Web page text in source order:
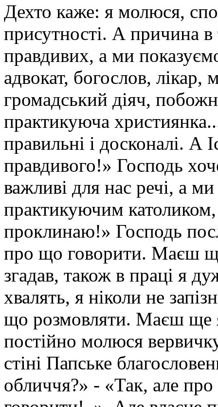
Дехто каже: я молюся,
присутності. А причина
правдивих, а ми
адвокат, богослов,
громадський діяч,
практикуюча
правильні і досконалі. А
правдивого!» Господь
важливі для нас речі, а
практикуючим
проклинаю!» Господь
про що говорити. Маєш
згадав, також в праці я
хвалять, я ніколи не
що розмовляти. Маєш ще
постійно молюся
стіні Папське
обличчя?» - «Так, але